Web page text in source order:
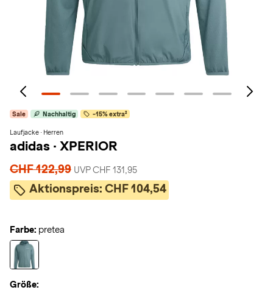
Sale Nachhaltig -15% extra²
Laufjacke · Herren
adidas · XPERIOR
CHF 122,99 UVP CHF 131,95
Aktionspreis: CHF 104,54
Farbe: pretea
Größe: